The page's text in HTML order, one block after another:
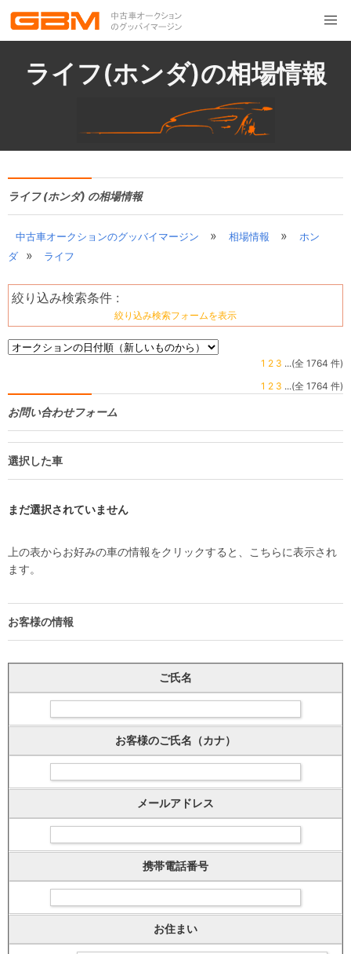
ライフ(ホンダ)の相場情報
ライフ (ホンダ) の相場情報
中古車オークションのグッバイマージン » 相場情報 »
ホン
ダ
» ライフ
絞り込み検索条件 :
絞り込み検索フォームを表示
1 2 3 ...(全 1764 件)
1 2 3 ...(全 1764 件)
お問い合わせフォーム
選択した車
まだ選択されていません
上の表からお好みの車の情報をクリックすると、こちらに表示され
ます。
お客様の情報
ご氏名
お客様のご氏名（カナ）
メールアドレス
携帯電話番号
お住まい